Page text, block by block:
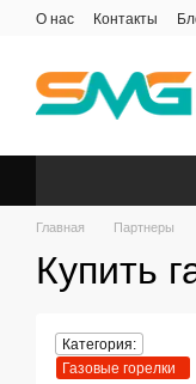
Перейти к основному
О нас Контакты
Главная Партнеры
Купить
Категория:
Газовые горелки